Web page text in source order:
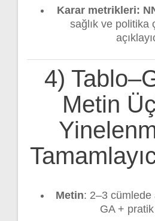
Karar metrikleri:
sağlık ve politika
4)
Metin
Metin: 2–3
GA +